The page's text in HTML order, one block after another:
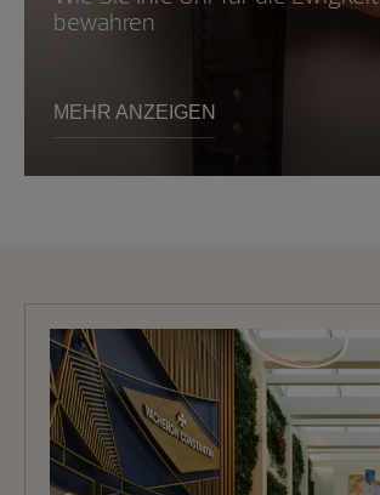
bewahren
MEHR ANZEIGEN